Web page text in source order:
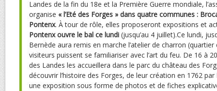
Landes de la fin du 18e et la Première Guerre mondiale,
organise « l’Eté des Forges » dans quatre communes :
Pontenx. À tour de rôle, elles proposeront expositions et
Pontenx ouvre le bal ce lundi (jusqu’au 4 juillet).Ce lundi,
Bernède aura remis en marche l’atelier de charron
visiteurs puissent se familiariser avec l’art du feu. De 16 à
des Landes les accueillera dans le parc du château des
découvrir l’histoire des Forges, de leur création en 1762
une exposition sous forme de photos et de fiches